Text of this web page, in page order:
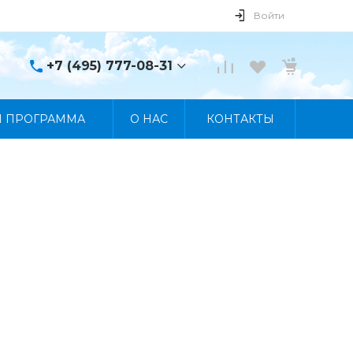
Войти
+7 (495) 777-08-31
+7 (495) 777-08-31
ПРОГРАММА О НАС КОНТАКТЫ